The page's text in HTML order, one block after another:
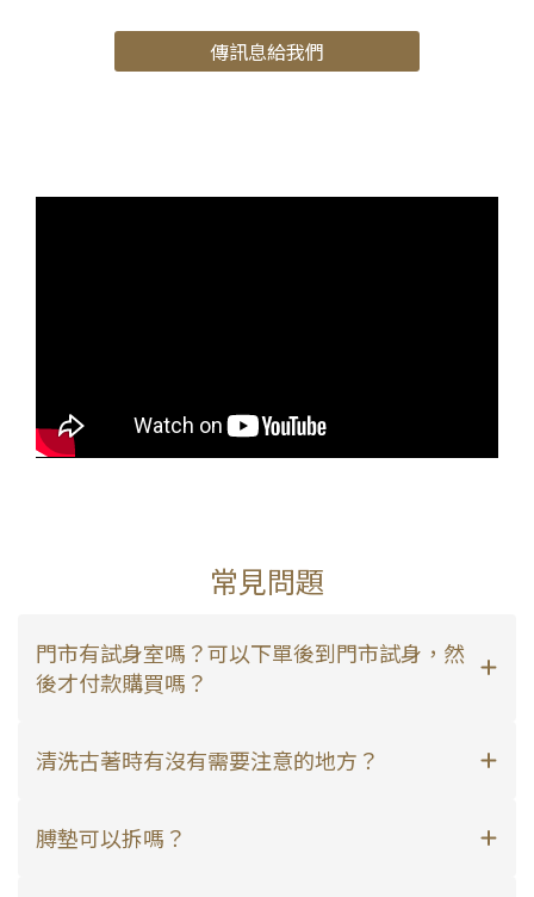
傳訊息給我們
常見問題
門市有試身室嗎？可以下單後到門市試身，然
後才付款購買嗎？
清洗古著時有沒有需要注意的地方？
膊墊可以拆嗎？